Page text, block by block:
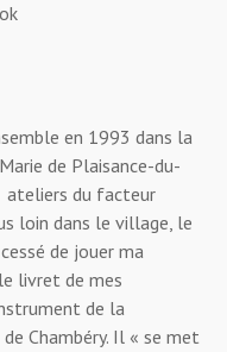
en 1993 dans la
de Plaisance-du-
ateliers du facteur
loin dans le village, le
de jouer ma
livret de mes
de la
Chambéry. Il « se met